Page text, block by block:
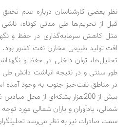
نظر بعضی کارشناسان درباره عدم تحقق
قبل از تحریم‌ها طی مدتی کوتاه، ناشی
مثل کاهش سرمایه‌گذاری در حفظ و
افت تولید طبیعی مخازن نفت کشور
تحلیل‌ها، توان داخلی در حفظ و
طور سنتی و در نتیجه انباشت دانش طی
در مناطق نفت‌خیز جنوب به وجود آمده
بیش از 200هزار بشکه‌ای از محل
شمالی، یادآوران و یاران شمالی مورد
سمت صادرات نیز به نظر می‌رسد